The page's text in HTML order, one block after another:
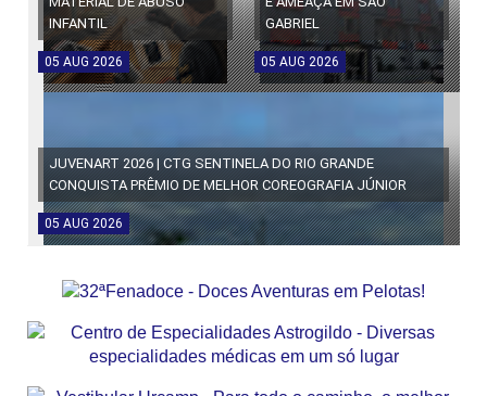
INFANTIL
05 AUG 2026
GABRIEL
05 AUG 2026
JUVENART 2026 | CTG SENTINELA DO RIO GRANDE
CONQUISTA PRÊMIO DE MELHOR COREOGRAFIA JÚNIOR
05 AUG 2026